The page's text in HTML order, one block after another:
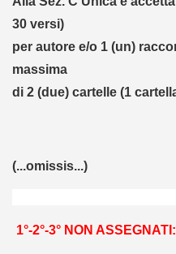
30 versi)
per autore e/o 1 (un)
massima
di 2 (due) cartelle (1
(...omissis...)
1°-2°-3° NON ASSEGNATI:
(21-10-2012)
(5-11-2012)
11-2012)